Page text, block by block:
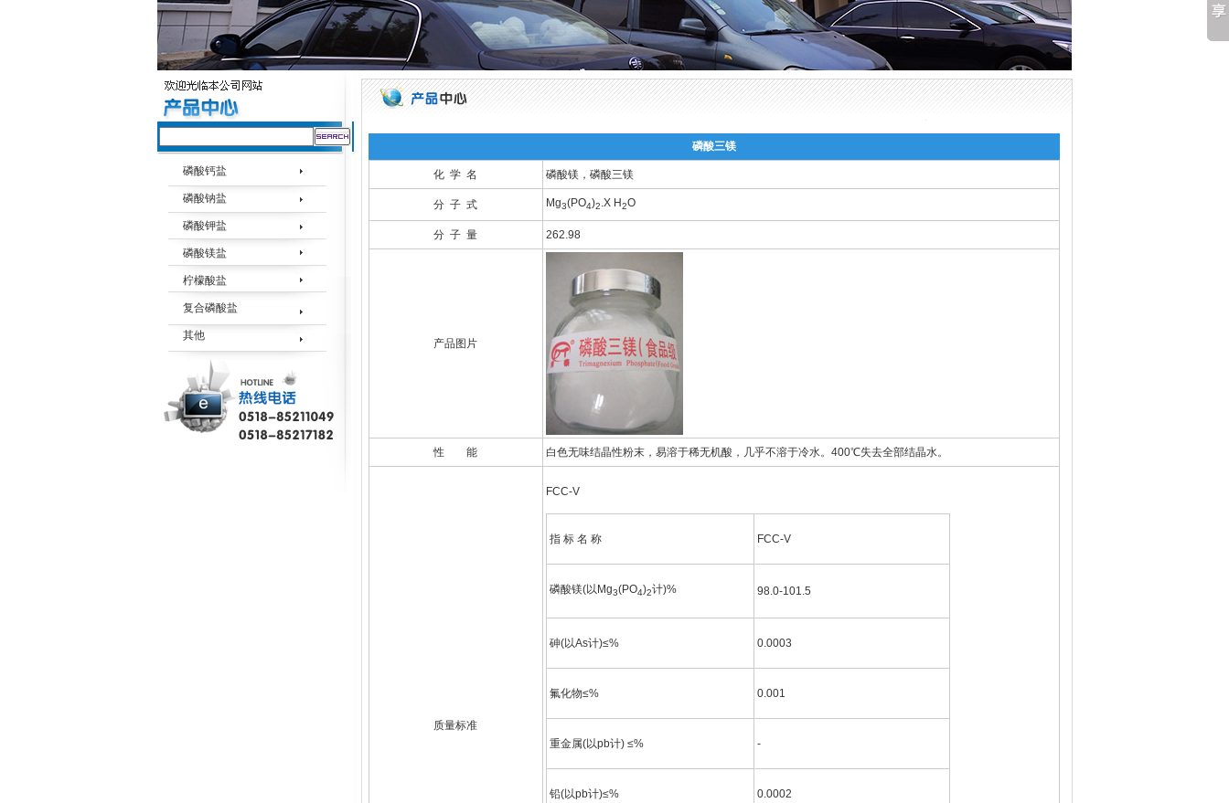
磷酸钙盐
磷酸钠盐
磷酸钾盐
磷酸镁盐
柠檬酸盐
复合磷酸盐
其他
磷酸三镁
化 学 名 磷酸镁，磷酸三镁
分 子 式 Mg3(PO4)2.X H2O
分 子 量 262.98
产品图片
性 能 白色无味结晶性粉末，易溶于稀无机酸，几乎不溶于冷水。400℃失去全部结晶水。
质量标准
FCC-V
指 标 名 称 FCC-V
磷酸镁(以Mg3(PO4)2计)% 98.0-101.5
砷(以As计)≤% 0.0003
氟化物≤% 0.001
重金属(以pb计) ≤% -
铅(以pb计)≤% 0.0002